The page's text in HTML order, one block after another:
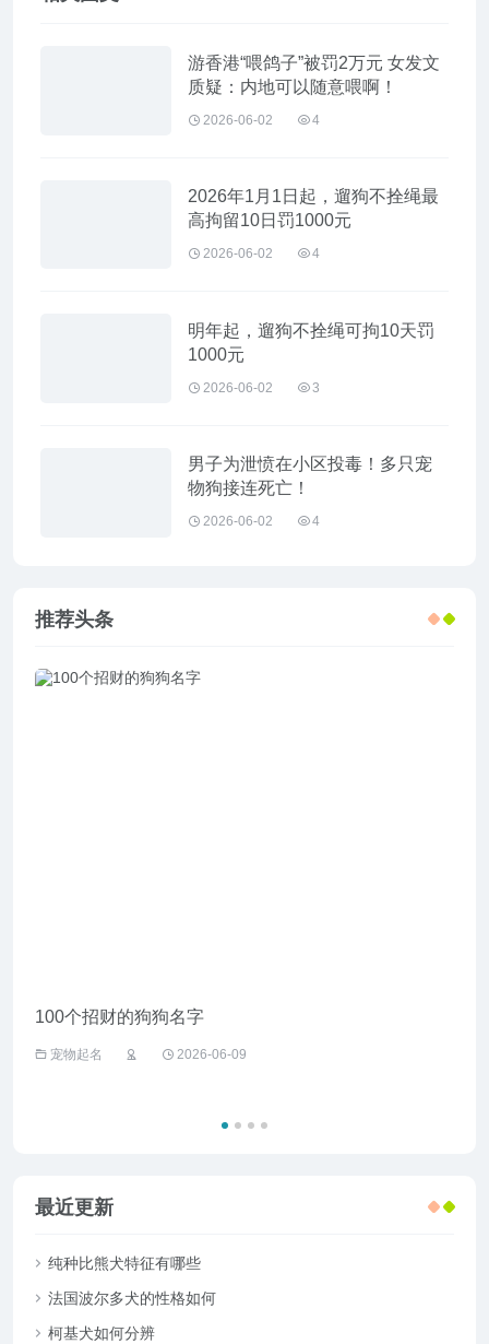
游香港“喂鸽子”被罚2万元 女发文
质疑：内地可以随意喂啊！
2026-06-02 4
2026年1月1日起，遛狗不拴绳最
高拘留10日罚1000元
2026-06-02 4
明年起，遛狗不拴绳可拘10天罚
1000元
2026-06-02 3
男子为泄愤在小区投毒！多只宠
物狗接连死亡！
2026-06-02 4
推荐头条
100个招财的狗狗名字
宠物起名 2026-06-09
最近更新
纯种比熊犬特征有哪些
法国波尔多犬的性格如何
柯基犬如何分辨